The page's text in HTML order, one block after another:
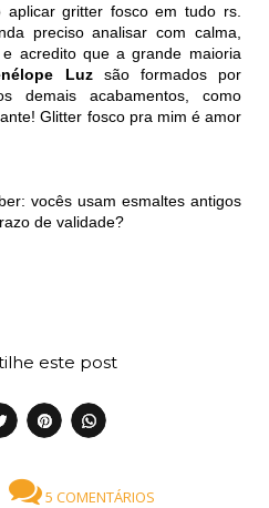
gritter fosco em tudo rs.
preciso analisar com calma,
acredito que a grande maioria
Luzsão formados por
demais acabamentos, como
Glitter fosco pra mim é amor
vocês usam esmaltes antigos
de validade?
este post
5 COMENTÁRIOS